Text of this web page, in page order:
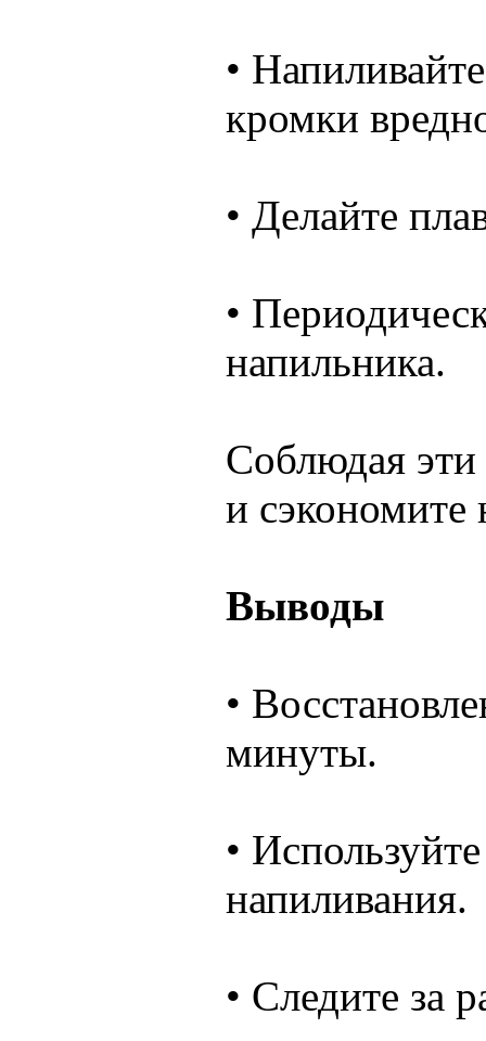
•
кромки
• Делайте
•
напильника.
Соблюдая эти
и сэкономите
Выводы
•
минуты.
•
напиливания.
• Следите за